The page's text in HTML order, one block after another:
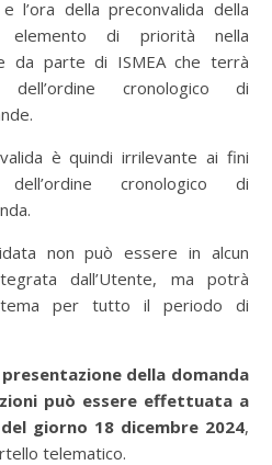
l’ora della preconvalida della
elemento di priorità nella
da parte di ISMEA che terrà
dell’ordine cronologico di
è quindi irrilevante ai fini
cronologico di
non può essere in alcun
dall’Utente, ma potrà
per tutto il periodo di
della domanda
può essere effettuata a
giorno 18 dicembre 2024,
telematico.